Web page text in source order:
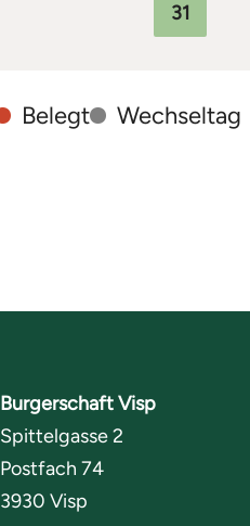
31
Belegt Wechseltag
Burgerschaft Visp
Spittelgasse 2
Postfach 74
3930 Visp